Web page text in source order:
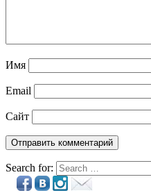
Имя
Email
Сайт
Search for: